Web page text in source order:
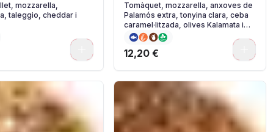
mozzarella,
taleggio, cheddar i
Tomàquet, mozzarella, anxoves de
Palamós extra, tonyina clara, ceba
caramel·litzada, olives Kalamata i
orenga.
12,20 €